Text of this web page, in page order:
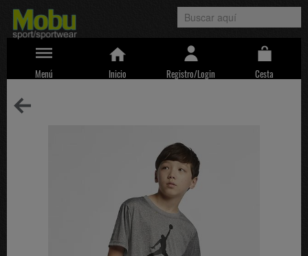
Menú Inicio Registro/Login Cesta